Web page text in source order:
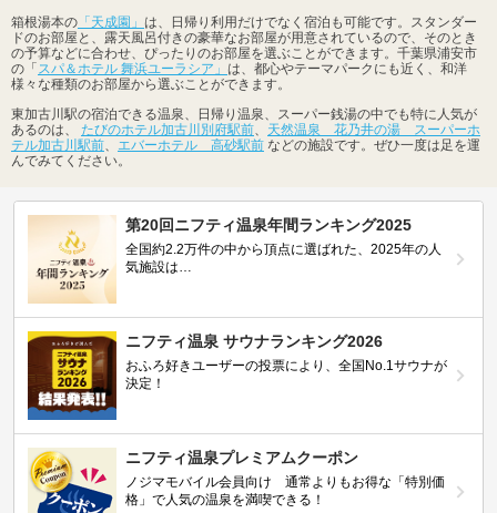
箱根湯本の 「天成園」 は、日帰り利用だけでなく宿泊も可能です。スタンダー
ドのお部屋と、露天風呂付きの豪華なお部屋が用意されているので、そのとき
の予算などに合わせ、ぴったりのお部屋を選ぶことができます。千葉県浦安市
の「スパ＆ホテル 舞浜ユーラシア」 は、都心やテーマパークにも近く、和洋
様々な種類のお部屋から選ぶことができます。
東加古川駅の宿泊できる温泉、日帰り温泉、スーパー銭湯の中でも特に人気が
あるのは、 たびのホテル加古川別府駅前、 天然温泉 花乃井の湯 スーパーホ
テル加古川駅前、 エバーホテル 高砂駅前 などの施設です。ぜひ一度は足を運
んでみてください。
第20回ニフティ温泉年間ランキング2025
全国約2.2万件の中から頂点に選ばれた、2025年の人
気施設は…
ニフティ温泉 サウナランキング2026
おふろ好きユーザーの投票により、全国No.1サウナが
決定！
ニフティ温泉プレミアムクーポン
ノジマモバイル会員向け 通常よりもお得な「特別価
格」で人気の温泉を満喫できる！